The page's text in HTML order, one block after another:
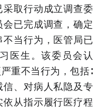
取行动成立调查委
已完成调查，确定
当行为，医管局已
医生。该委员会认
重不当行为，包括∶
、对病人私隐及专
从指示履行医疗程